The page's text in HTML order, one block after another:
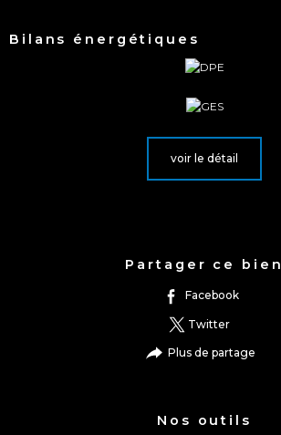
Bilans énergétiques
voir le détail
Partager ce bien
facebook
twitter
plus de partage
Nos outils